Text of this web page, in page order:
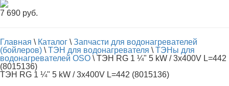
7 690 руб.
Главная \ Каталог \ Запчасти для водонагревателей
(бойлеров) \ ТЭН для водонагревателя \ ТЭНы для
водонагревателей OSO \ ТЭН RG 1 ¼" 5 kW / 3x400V L=442
(8015136)
ТЭН RG 1 ¼" 5 kW / 3x400V L=442 (8015136)